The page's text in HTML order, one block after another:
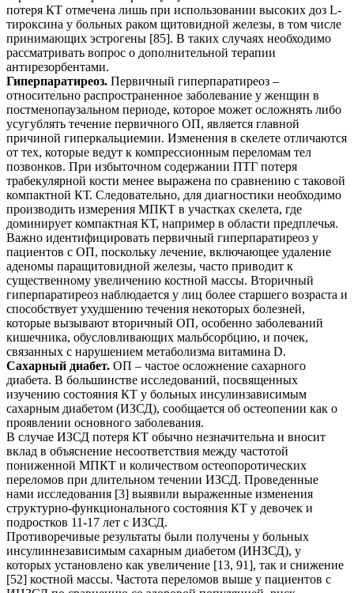
потеря КТ отмечена лишь при использовании высоких доз L-
тироксина у больных раком щитовидной железы, в том числе
принимающих эстрогены [85]. В таких случаях необходимо
рассматривать вопрос о дополнительной терапии
антирезорбентами.
Гиперпаратиреоз. Первичный гиперпаратиреоз –
относительно распространенное заболевание у женщин в
постменопаузальном периоде, которое может осложнять либо
усугублять течение первичного ОП, является главной
причиной гиперкальциемии. Изменения в скелете отличаются
от тех, которые ведут к компрессионным переломам тел
позвонков. При избыточном содержании ПТГ потеря
трабекулярной кости менее выражена по сравнению с таковой
компактной КТ. Следовательно, для диагностики необходимо
производить измерения МПКТ в участках скелета, где
доминирует компактная КТ, например в области предплечья.
Важно идентифицировать первичный гиперпаратиреоз у
пациентов с ОП, поскольку лечение, включающее удаление
аденомы паращитовидной железы, часто приводит к
существенному увеличению костной массы. Вторичный
гиперпаратиреоз наблюдается у лиц более старшего возраста и
способствует ухудшению течения некоторых болезней,
которые вызывают вторичный ОП, особенно заболеваний
кишечника, обусловливающих мальбсорбцию, и почек,
связанных с нарушением метаболизма витамина D.
Сахарный диабет. ОП – частое осложнение сахарного
диабета. В большинстве исследований, посвященных
изучению состояния КТ у больных инсулинзависимым
сахарным диабетом (ИЗСД), сообщается об остеопении как о
проявлении основного заболевания.
В случае ИЗСД потеря КТ обычно незначительна и вносит
вклад в объяснение несоответствия между частотой
пониженной МПКТ и количеством остеопоротических
переломов при длительном течении ИЗСД. Проведенные
нами исследования [3] выявили выраженные изменения
структурно-функционального состояния КТ у девочек и
подростков 11-17 лет с ИЗСД.
Противоречивые результаты были получены у больных
инсулиннезависимым сахарным диабетом (ИНЗСД), у
которых установлено как увеличение [13, 91], так и снижение
[52] костной массы. Частота переломов выше у пациентов с